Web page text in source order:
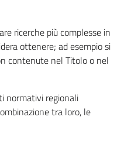
ricerche più complesse in
ottenere; ad esempio si
contenute nel Titolo o nel
normativi regionali
tra loro, le